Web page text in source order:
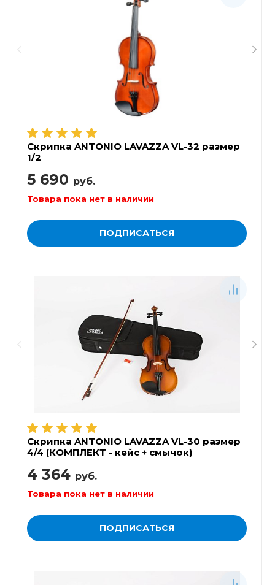
Скрипка ANTONIO LAVAZZA VL-32 размер
1/2
5 690 руб.
Товара пока нет в наличии
ПОДПИСАТЬСЯ
Скрипка ANTONIO LAVAZZA VL-30 размер
4/4 (КОМПЛЕКТ - кейс + смычок)
4 364 руб.
Товара пока нет в наличии
ПОДПИСАТЬСЯ